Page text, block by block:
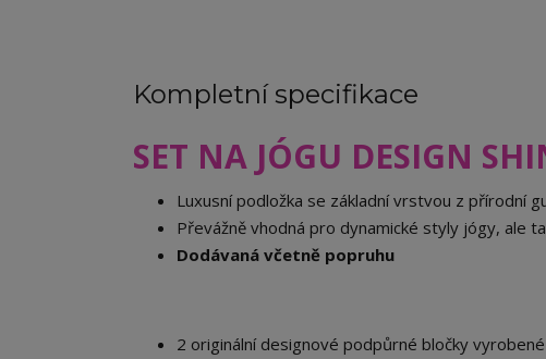
Kompletní specifikace
SET NA JÓGU DESIGN
Luxusní podložka se základní vrstvou z přírodní
Převážně vhodná pro dynamické styly jógy, ale
Dodávaná včetně popruhu
2 originální designové podpůrné bločky